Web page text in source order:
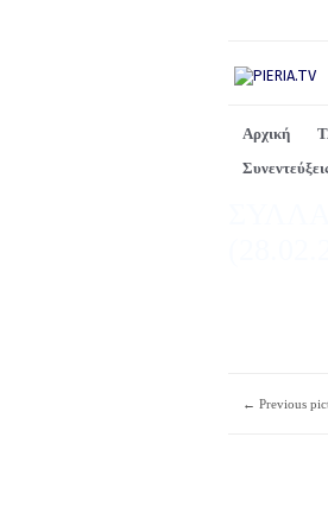
Αρχική
← Previous